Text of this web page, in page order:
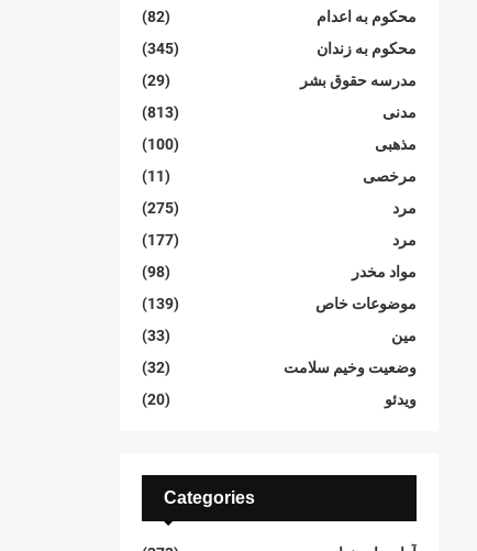
محکوم بە اعدام
(82)
محکوم بە زندان
(345)
مدرسە حقوق بشر
(29)
مدنی
(813)
مذهبی
(100)
مرخصی
(11)
مرد
(275)
مرد
(177)
مواد مخدر
(98)
موضوعات خاص
(139)
مین
(33)
وضعیت وخیم سلامت
(32)
ویدئو
(20)
Categories